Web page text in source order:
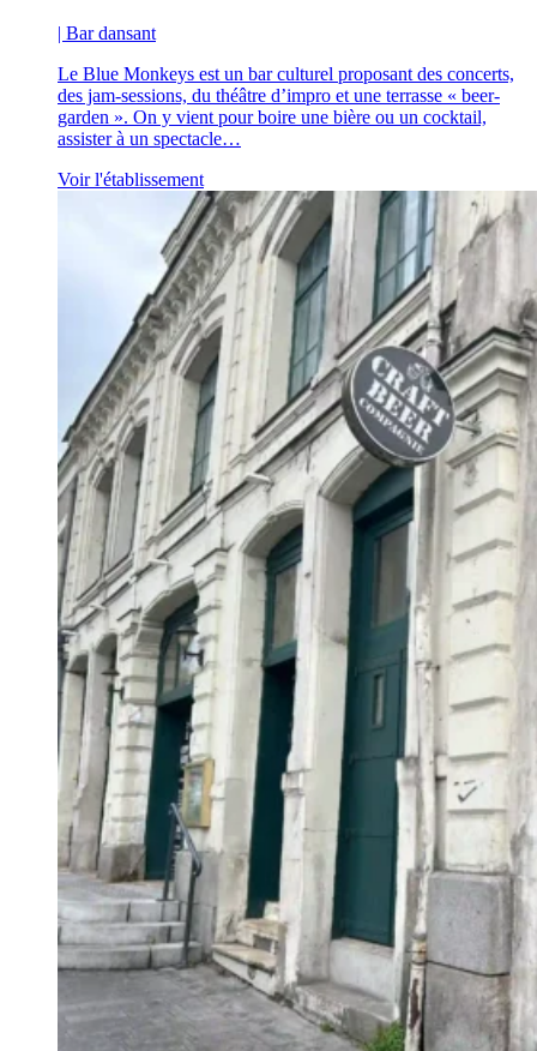
| Bar dansant
Le Blue Monkeys est un bar culturel proposant des concerts,
des jam-sessions, du théâtre d’impro et une terrasse « beer-
garden ». On y vient pour boire une bière ou un cocktail,
assister à un spectacle…
Voir l'établissement